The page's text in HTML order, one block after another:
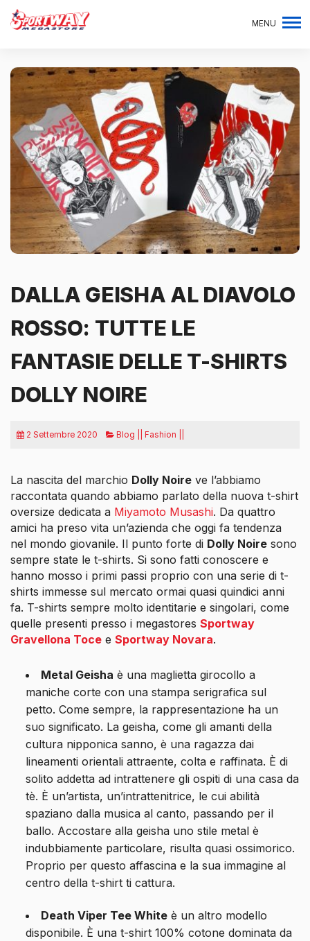
MENU
DALLA GEISHA AL DIAVOLO
ROSSO: TUTTE LE
FANTASIE DELLE T-SHIRTS
DOLLY NOIRE
2 Settembre 2020 Blog || Fashion ||
La nascita del marchio Dolly Noire ve l’abbiamo
raccontata quando abbiamo parlato della nuova t-shirt
oversize dedicata a Miyamoto Musashi. Da quattro
amici ha preso vita un’azienda che oggi fa tendenza
nel mondo giovanile. Il punto forte di Dolly Noire sono
sempre state le t-shirts. Si sono fatti conoscere e
hanno mosso i primi passi proprio con una serie di t-
shirts immesse sul mercato ormai quasi quindici anni
fa. T-shirts sempre molto identitarie e singolari, come
quelle presenti presso i megastores Sportway
Gravellona Toce e Sportway Novara.
Metal Geisha è una maglietta girocollo a
maniche corte con una stampa serigrafica sul
petto. Come sempre, la rappresentazione ha un
suo significato. La geisha, come gli amanti della
cultura nipponica sanno, è una ragazza dai
lineamenti orientali attraente, colta e raffinata. È di
solito addetta ad intrattenere gli ospiti di una casa da
tè. È un’artista, un’intrattenitrice, le cui abilità
spaziano dalla musica al canto, passando per il
ballo. Accostare alla geisha uno stile metal è
indubbiamente particolare, risulta quasi ossimorico.
Proprio per questo affascina e la sua immagine al
centro della t-shirt ti cattura.
Death Viper Tee White è un altro modello
disponibile. È una t-shirt 100% cotone dominata da